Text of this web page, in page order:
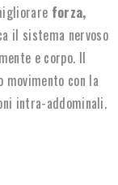
forza,
il sistema nervoso
e corpo. Il
movimento con la
intra-addominali.